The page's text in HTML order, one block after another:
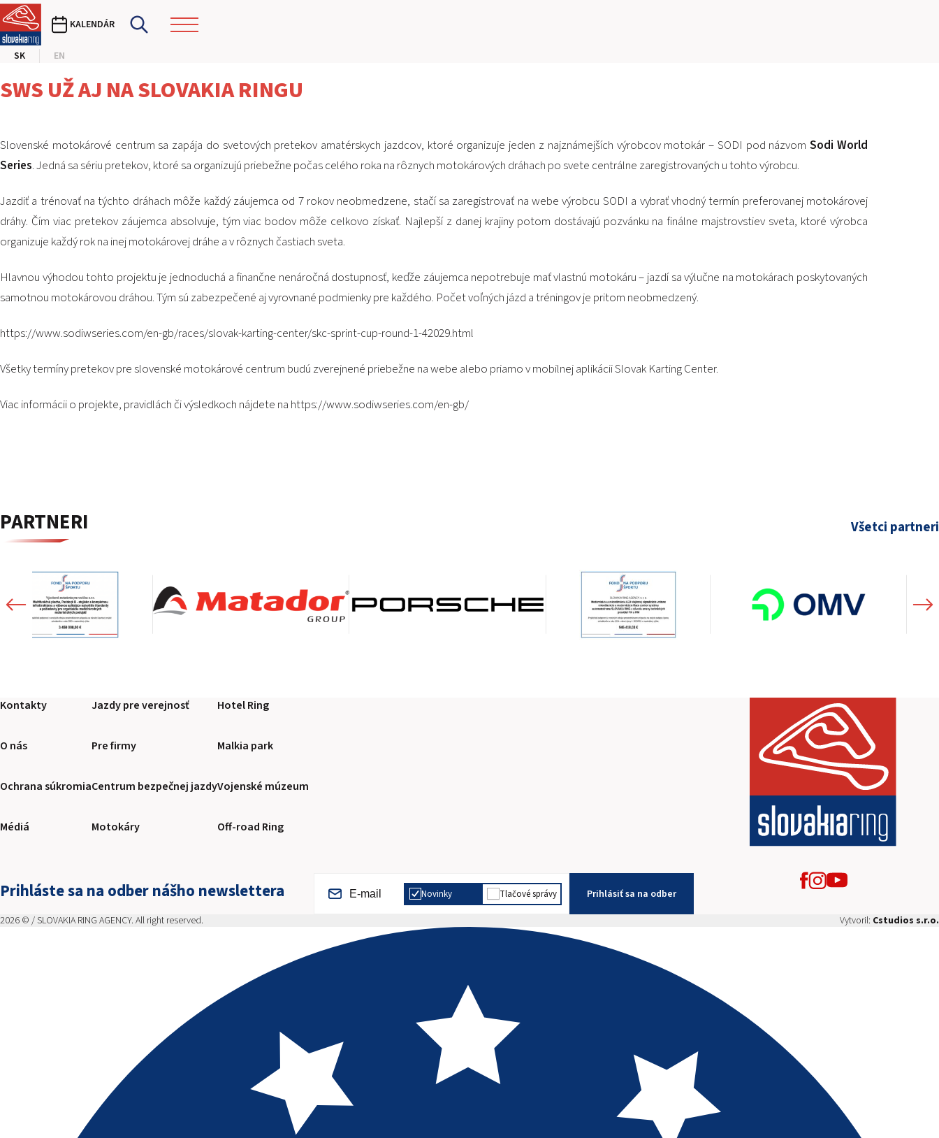
KALENDÁR
SK EN
KALENDÁR
SK
MAPA STRÁNKY
E-SHOP A VSTUPENKY
PRE FIRMY
SWS UŽ AJ NA SLOVAKIA RINGU
Slovenské motokárové centrum sa zapája do svetových pretekov amatérskych jazdcov, ktoré organizuje jeden z najznámejších výrobcov motokár – SODI pod názvomSodi World
Series. Jedná sa sériu pretekov, ktoré sa organizujú priebežne počas celého roka na rôznych motokárových dráhach po svete centrálne zaregistrovaných u tohto výrobcu.
Jazdiť a trénovať na týchto dráhach môže každý záujemca od 7 rokov neobmedzene, stačí sa zaregistrovať na webe výrobcu SODI a vybrať vhodný termín preferovanej motokárovej
dráhy. Čím viac pretekov záujemca absolvuje, tým viac bodov môže celkovo získať. Najlepší z danej krajiny potom dostávajú pozvánku na finálne majstrovstiev sveta, ktoré výrobca
organizuje každý rok na inej motokárovej dráhe a v rôznych častiach sveta.
Hlavnou výhodou tohto projektu je jednoduchá a finančne nenáročná dostupnosť, keďže záujemca nepotrebuje mať vlastnú motokáru – jazdí sa výlučne na motokárach poskytovaných
samotnou motokárovou dráhou. Tým sú zabezpečené aj vyrovnané podmienky pre každého. Počet voľných jázd a tréningov je pritom neobmedzený.
https://www.sodiwseries.com/en-gb/races/slovak-karting-center/skc-sprint-cup-round-1-42029.html
Všetky termíny pretekov pre slovenské motokárové centrum budú zverejnené priebežne nawebe alebo priamo v mobilnej aplikácii Slovak Karting Center.
Viac informácii o projekte, pravidlách či výsledkoch nájdete na https://www.sodiwseries.com/en-gb/
PARTNERI Všetci partneri
Kontakty
O nás
Ochrana súkromia
Médiá
Jazdy pre verejnosť
Pre firmy
Centrum bezpečnej jazdy
Motokáry
Hotel Ring
Malkia park
Vojenské múzeum
Off-road Ring
Prihláste sa na odber nášho newslettera Novinky Tlačové správy
Prihlásiť sa na odber
2026 © / SLOVAKIA RING AGENCY. All right reserved.
Vytvoril: Cstudios s.r.o.